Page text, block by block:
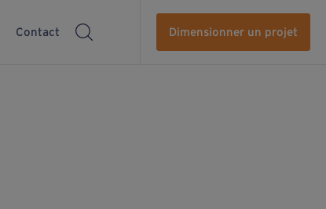
Contact Dimensionner un projet